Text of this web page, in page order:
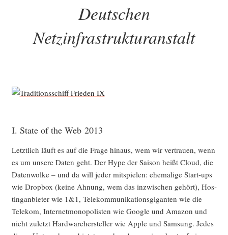
Deutschen
Netzinfrastrukturanstalt
I. State of the Web 2013
Letzt­lich läuft es auf die Fra­ge hin­aus, wem wir ver­trau­en, wenn
es um unse­re Daten geht. Der Hype der Sai­son heißt Cloud, die
Daten­wol­ke – und da will jeder mit­spie­len: ehe­ma­li­ge Start-ups
wie Drop­box (kei­ne Ahnung, wem das inzwi­schen gehört), Hos­
tin­g­an­bie­ter wie 1&1, Tele­kom­mu­ni­ka­ti­ons­gi­gan­ten wie die
Tele­kom, Inter­net­mo­no­po­lis­ten wie Goog­le und Ama­zon und
nicht zuletzt Hard­ware­her­stel­ler wie Apple und Sam­sung. Jedes